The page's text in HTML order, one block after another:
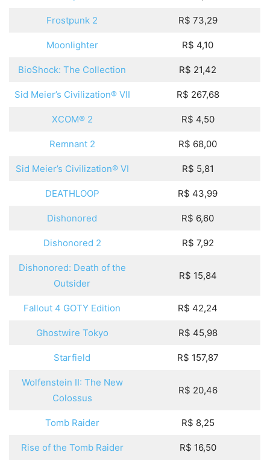
Frostpunk 2 R$ 73,29
Moonlighter R$ 4,10
BioShock: The Collection R$ 21,42
Sid Meier’s Civilization® VII R$ 267,68
XCOM® 2 R$ 4,50
Remnant 2 R$ 68,00
Sid Meier’s Civilization® VI R$ 5,81
DEATHLOOP R$ 43,99
Dishonored R$ 6,60
Dishonored 2 R$ 7,92
Dishonored: Death of the
Outsider
R$ 15,84
Fallout 4 GOTY Edition R$ 42,24
Ghostwire Tokyo R$ 45,98
Starfield R$ 157,87
Wolfenstein II: The New
Colossus
R$ 20,46
Tomb Raider R$ 8,25
Rise of the Tomb Raider R$ 16,50